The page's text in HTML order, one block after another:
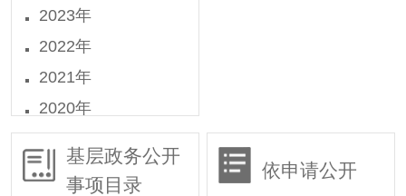
2023年
2022年
2021年
2020年
2019年
2018年
基层政务公开
事项目录
依申请公开